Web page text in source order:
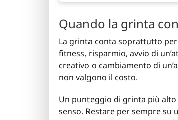
Quando la grinta
La grinta conta soprattutto
fitness, risparmio, avvio di
creativo o cambiamento di
non valgono il costo.
Un punteggio di grinta più
senso. Restare per sempre su